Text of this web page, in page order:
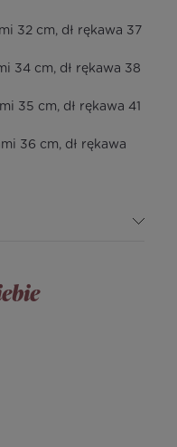
32 cm, dł rękawa 37
34 cm, dł rękawa 38
35 cm, dł rękawa 41
36 cm, dł rękawa